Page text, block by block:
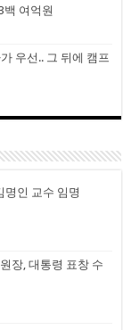
백 여억원
우선.. 그 뒤에 캠프
명인 교수 임명
장, 대통령 표창 수